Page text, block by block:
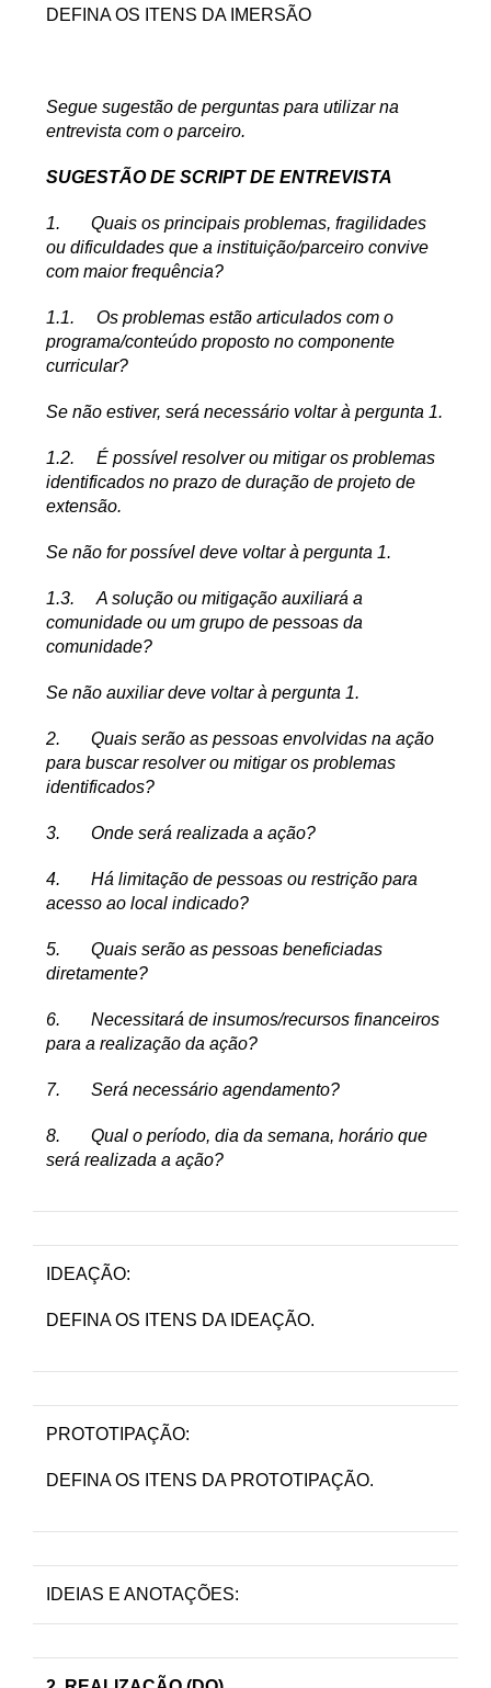
DEFINA OS ITENS DA IMERSÃO
Segue sugestão de perguntas para utilizar na
entrevista com o parceiro.
SUGESTÃO DE SCRIPT DE ENTREVISTA
1. Quais os principais problemas, fragilidades
ou dificuldades que a instituição/parceiro convive
com maior frequência?
1.1. Os problemas estão articulados com o
programa/conteúdo proposto no componente
curricular?
Se não estiver, será necessário voltar à pergunta 1.
1.2. É possível resolver ou mitigar os problemas
identificados no prazo de duração de projeto de
extensão.
Se não for possível deve voltar à pergunta 1.
1.3. A solução ou mitigação auxiliará a
comunidade ou um grupo de pessoas da
comunidade?
Se não auxiliar deve voltar à pergunta 1.
2. Quais serão as pessoas envolvidas na ação
para buscar resolver ou mitigar os problemas
identificados?
3. Onde será realizada a ação?
4. Há limitação de pessoas ou restrição para
acesso ao local indicado?
5. Quais serão as pessoas beneficiadas
diretamente?
6. Necessitará de insumos/recursos financeiros
para a realização da ação?
7. Será necessário agendamento?
8. Qual o período, dia da semana, horário que
será realizada a ação?
IDEAÇÃO:
DEFINA OS ITENS DA IDEAÇÃO.
PROTOTIPAÇÃO:
DEFINA OS ITENS DA PROTOTIPAÇÃO.
IDEIAS E ANOTAÇÕES: